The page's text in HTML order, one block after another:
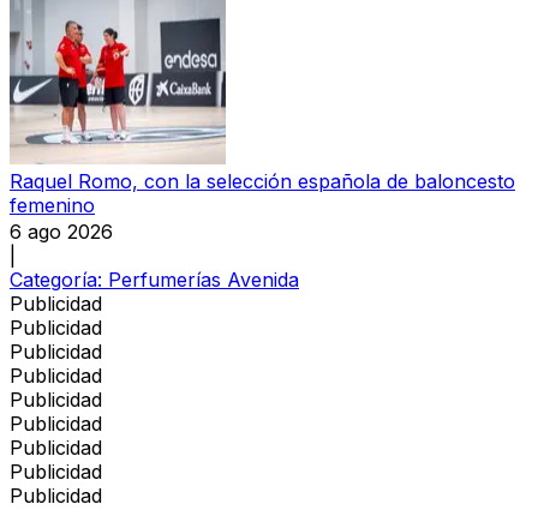
Raquel Romo, con la selección española de baloncesto
femenino
6 ago 2026
Categoría: Perfumerías Avenida
Publicidad
Publicidad
Publicidad
Publicidad
Publicidad
Publicidad
Publicidad
Publicidad
Publicidad